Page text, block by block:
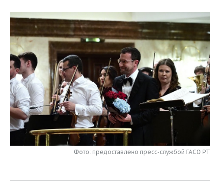
КОМУ ПРИНАДЛЕЖАТ
ТОРГОВЫЕ ЦЕНТРЫ
ТАТАРСТАНА
БЮДЖЕТ
ИНВЕСТИЦИИ
МАШИНОСТРОЕНИЕ
НЕФТЕХИМИЯ
НЕФТЬ
ОПК
ЭНЕРГЕТИКА
НОВОСТИ АВТО
БИЗНЕС
НОВОСТИ БИЗНЕСА
РОЗНИЧНАЯ ТОРГОВЛЯ
ТРАНСПОРТ
УСЛУГИ
ТЕХНОЛОГИИ
НОВОСТИ ТЕХНОЛОГИЙ
IT
МЕДИА
ТЕЛЕКОММУНИКАЦИИ
МЕРОПРИЯТИЯ
НОВОСТИ МЕРОПРИЯТИЙ
ВЫЕЗДНАЯ РЕДАКЦИЯ
БИЗНЕС-БРАНЧИ
ONLINE-КОНФЕРЕНЦИИ
СПОРТ
НОВОСТИ СПОРТА
ФУТБОЛ
ОБЩЕСТВО
НОВОСТИ ОБЩЕСТВА
ФОТОГАЛЕРЕЯ
Фото: предоставлено пресс-службой ГАСО РТ